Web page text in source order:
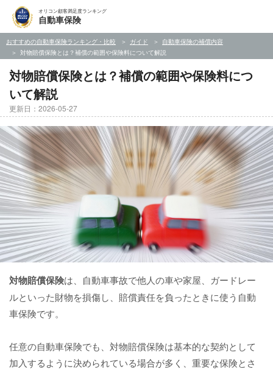
オリコン顧客満足度ランキング
自動車保険
おすすめの自動車保険ランキング・比較 ガイド
自動車保険の補償内容
対物賠償保険とは？補償の範囲や保険料について解説
対物賠償保険とは？補償の範囲や保険料につ
いて解説
更新日：2026-05-27
対物賠償保険は、自動車事故で他人の車や家屋、ガードレー
ルといった財物を損傷し、賠償責任を負ったときに使う自動
車保険です。
任意の自動車保険でも、対物賠償保険は基本的な契約として
加入するように決められている場合が多く、重要な保険とさ